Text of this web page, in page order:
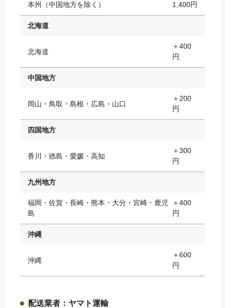
本州（中国地方を除く） 1,400円
北海道
北海道
＋400
円
中国地方
岡山・鳥取・島根・広島・山口
＋200
円
四国地方
香川・徳島・愛媛・高知
＋300
円
九州地方
福岡・佐賀・長崎・熊本・大分・宮崎・鹿児
島
＋400
円
沖縄
沖縄
＋600
円
配送業者：ヤマト運輸